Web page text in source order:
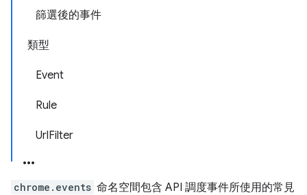
篩選後的事件
類型
Event
Rule
UrlFilter
chrome.events 命名空間包含 API 調度事件所使用的常見